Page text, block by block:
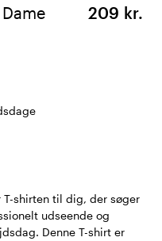
209 kr.
T-shirten til dig, der søger
udseende og
Denne T-shirt er